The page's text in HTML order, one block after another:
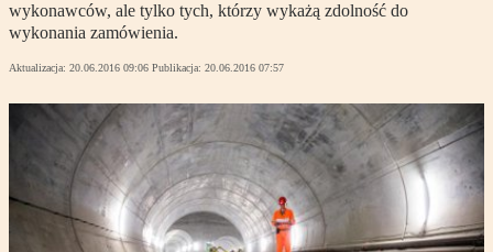
wykonawców, ale tylko tych, którzy wykażą zdolność do
wykonania zamówienia.
Aktualizacja: 20.06.2016 09:06 Publikacja: 20.06.2016 07:57